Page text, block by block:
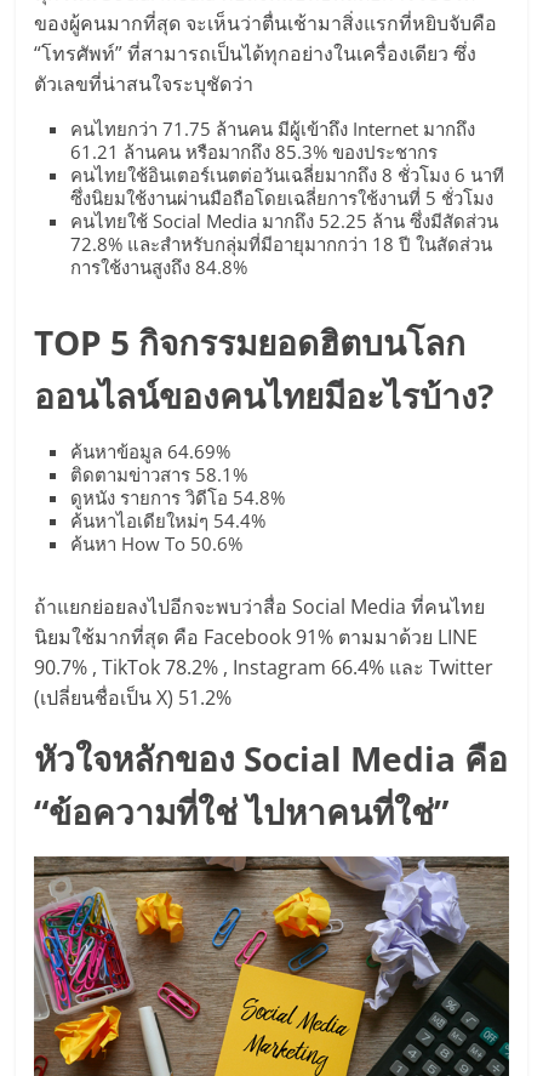
รน
ไชส์
ขาย
แฟ
รน
ไชส์
แฟ
รน
ไชส์
ขาย
หน้า
บ้าน
ลงทุน
น้อย
คืน
ทุน
ของผู้คนมากที่สุด จะเห็นว่าตื่นเช้ามาสิ่งแรกที่หยิบจับคือ
“โทรศัพท์” ที่สามารถเป็นได้ทุกอย่างในเครื่องเดียว ซึ่ง
ตัวเลขที่น่าสนใจระบุชัดว่า
คนไทยกว่า 71.75 ล้านคน มีผู้เข้าถึง Internet มากถึง
61.21 ล้านคน หรือมากถึง 85.3% ของประชากร
คนไทยใช้อินเตอร์เนตต่อวันเฉลี่ยมากถึง 8 ชั่วโมง 6 นาที
ซึ่งนิยมใช้งานผ่านมือถือโดยเฉลี่ยการใช้งานที่ 5 ชั่วโมง
คนไทยใช้ Social Media มากถึง 52.25 ล้าน ซึ่งมีสัดส่วน
72.8% และสำหรับกลุ่มที่มีอายุมากกว่า 18 ปี ในสัดส่วน
การใช้งานสูงถึง 84.8%
TOP 5 กิจกรรมยอดฮิตบนโลก
ออนไลน์ของคนไทยมีอะไรบ้าง?
ค้นหาข้อมูล 64.69%
ติดตามข่าวสาร 58.1%
ดูหนัง รายการ วิดีโอ 54.8%
ค้นหาไอเดียใหม่ๆ 54.4%
ค้นหา How To 50.6%
ถ้าแยกย่อยลงไปอีกจะพบว่าสื่อ Social Media ที่คนไทย
นิยมใช้มากที่สุด คือ Facebook 91% ตามมาด้วย LINE
90.7% , TikTok 78.2% , Instagram 66.4% และ Twitter
(เปลี่ยนชื่อเป็น X) 51.2%
หัวใจหลักของ Social Media คือ
“ข้อความที่ใช่ ไปหาคนที่ใช่”